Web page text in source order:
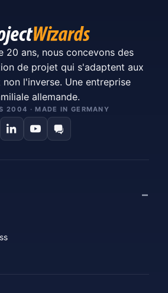
20 ans, nous concevons des
de projet qui s'adaptent aux
non l'inverse. Une entreprise
allemande.
2004 · MADE IN GERMANY